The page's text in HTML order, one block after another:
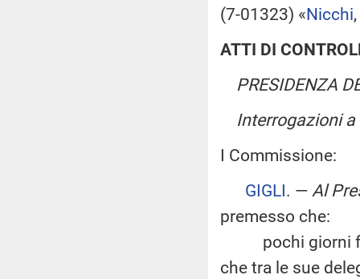
(7-01323) «Nicchi,
ATTI DI
PRESIDENZA
Interrogazioni
I Commissione:
GIGLI. — Al
premesso che:
pochi giorni fa
che tra le sue